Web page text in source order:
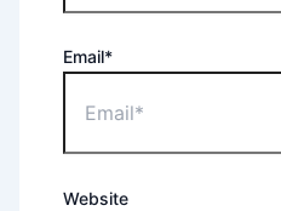
Email*
Website